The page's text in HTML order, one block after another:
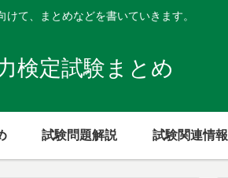
て、まとめなどを書いていきます。
検定試験まとめ
試験問題解説 試験関連情報